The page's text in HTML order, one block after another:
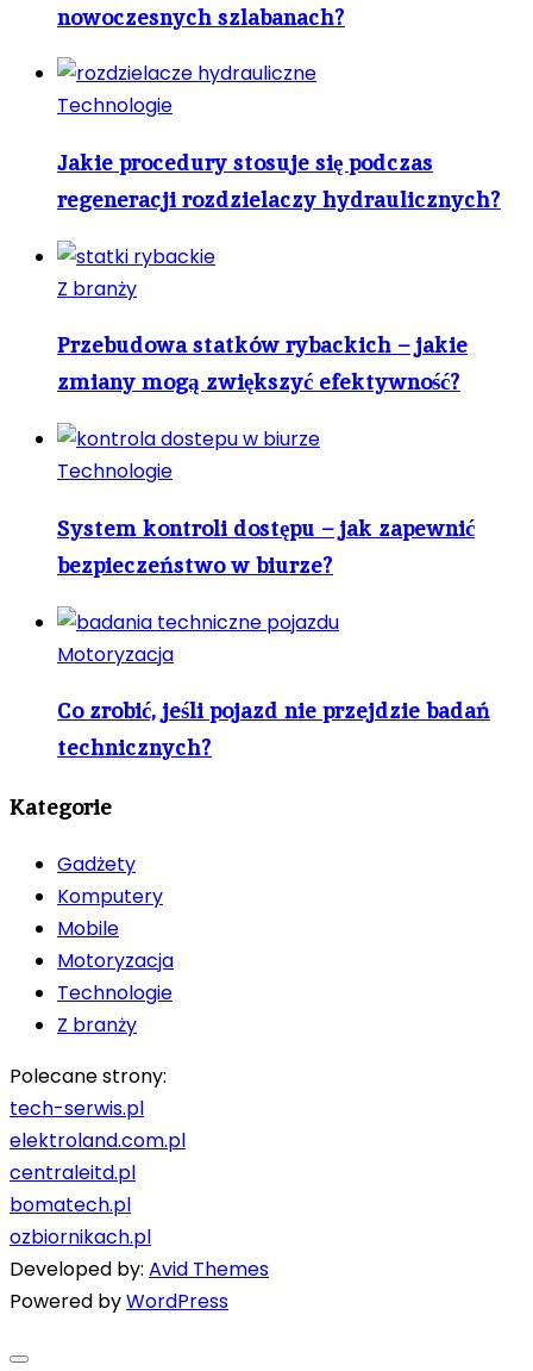
nowoczesnych szlabanach?
Technologie
Jakie procedury stosuje się podczas
regeneracji rozdzielaczy hydraulicznych?
Z branży
Przebudowa statków rybackich – jakie
zmiany mogą zwiększyć efektywność?
Technologie
System kontroli dostępu – jak zapewnić
bezpieczeństwo w biurze?
Motoryzacja
Co zrobić, jeśli pojazd nie przejdzie badań
technicznych?
Kategorie
Gadżety
Komputery
Mobile
Motoryzacja
Technologie
Z branży
Polecane strony:
tech-serwis.pl
elektroland.com.pl
centraleitd.pl
bomatech.pl
ozbiornikach.pl
Developed by: Avid Themes
Powered byWordPress